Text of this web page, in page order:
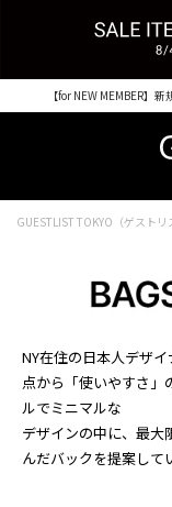
税込
【for NEW MEMBER
GUESTLIST TOKYO（ゲスト
NY在住の日本人デザ
点から「使いやすさ」
ルでミニマルな
デザインの中に、最大
んだバックを提案して